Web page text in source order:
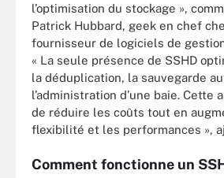
l’optimisation du stockage »,
Patrick Hubbard, geek en chef
fournisseur de logiciels de
« La seule présence de SSHD
la déduplication, la sauvegarde
l’administration d’une baie. Cette
de réduire les coûts tout en
flexibilité et les performances »,
Comment fonctionne un